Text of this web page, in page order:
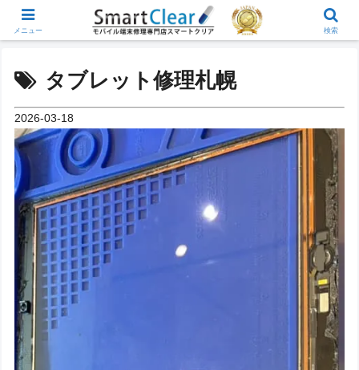
タブレット修理札幌
2026-03-18
メニュー 検索